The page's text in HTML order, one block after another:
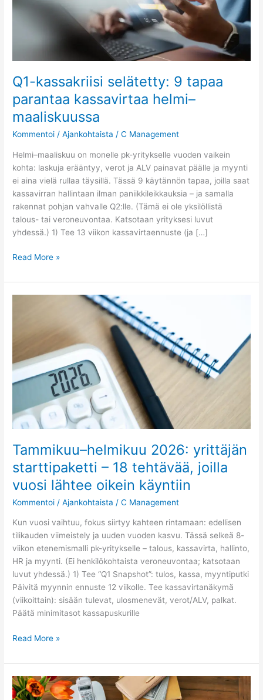
Q1-kassakriisi selätetty: 9 tapaa
parantaa kassavirtaa helmi–
maaliskuussa
Kommentoi /Ajankohtaista /C Management
Helmi–maaliskuu on monelle pk-yritykselle vuoden vaikein
kohta: laskuja erääntyy, verot ja ALV painavat päälle ja myynti
ei aina vielä rullaa täysillä. Tässä 9 käytännön tapaa, joilla saat
kassavirran hallintaan ilman paniikkileikkauksia – ja samalla
rakennat pohjan vahvalle Q2:lle. (Tämä ei ole yksilöllistä
talous- tai veroneuvontaa. Katsotaan yrityksesi luvut
yhdessä.) 1) Tee 13 viikon kassavirtaennuste (ja […]
kassavirtaa
Read More »
Tammikuu–helmikuu 2026: yrittäjän
starttipaketti – 18 tehtävää, joilla
vuosi lähtee oikein käyntiin
Kommentoi /Ajankohtaista /C Management
Kun vuosi vaihtuu, fokus siirtyy kahteen rintamaan: edellisen
tilikauden viimeistely ja uuden vuoden kasvu. Tässä selkeä 8-
viikon etenemismalli pk-yritykselle – talous, kassavirta, hallinto,
HR ja myynti. (Ei henkilökohtaista veroneuvontaa; katsotaan
luvut yhdessä.) 1) Tee “Q1 Snapshot”: tulos, kassa, myyntiputki
Päivitä myynnin ennuste 12 viikolle. Tee kassavirtanäkymä
(viikoittain): sisään tulevat, ulosmenevät, verot/ALV, palkat.
Päätä minimitasot kassapuskurille
starttipaketti
–
18
vuosi
lähtee
oikein
käyntiin
Read More »
Yrittäjän
vuodenvaihteen